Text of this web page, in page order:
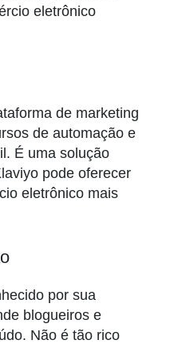
eletrônico
de marketing
de automação e
É uma solução
pode oferecer
eletrônico mais
por sua
blogueiros e
Não é tão rico